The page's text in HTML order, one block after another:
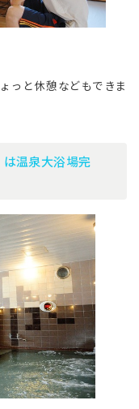
っと休憩などもできま
温泉大浴場完